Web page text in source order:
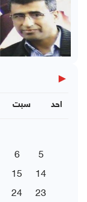
◀
سبت احد
5
6
14
15
23
24